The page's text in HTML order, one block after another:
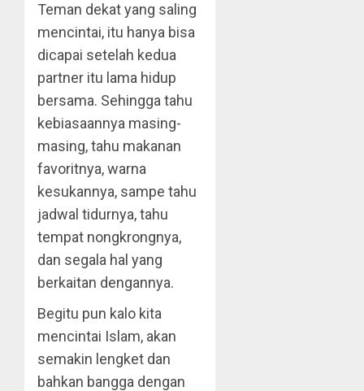
Teman dekat yang saling
mencintai, itu hanya bisa
dicapai setelah kedua
partner itu lama hidup
bersama. Sehingga tahu
kebiasaannya masing-
masing, tahu makanan
favoritnya, warna
kesukannya, sampe tahu
jadwal tidurnya, tahu
tempat nongkrongnya,
dan segala hal yang
berkaitan dengannya.
Begitu pun kalo kita
mencintai Islam, akan
semakin lengket dan
bahkan bangga dengan